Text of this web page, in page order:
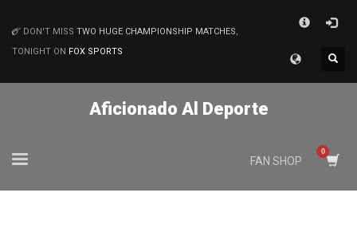
MATCHES
DON'T MISS TWO HUGE CHAMPIONSHIP MATCHES,
TONIGHT ON FOX SPORTS
Aficionado Al Deporte
FAN SHOP